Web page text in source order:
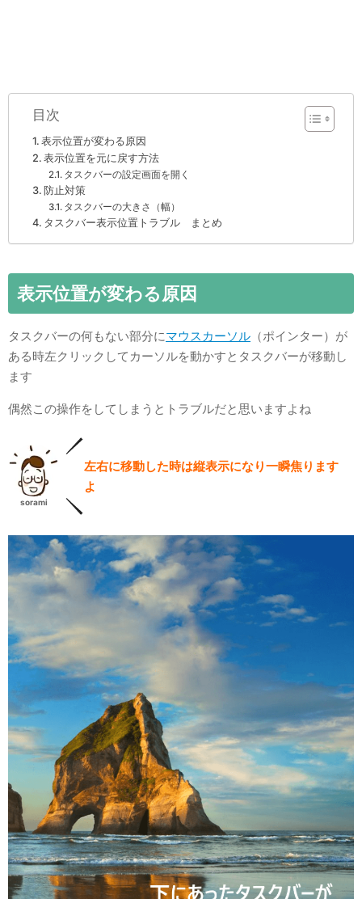
目次
表示位置が変わる原因
表示位置を元に戻す方法
タスクバーの設定画面を開く
防止対策
タスクバーの大きさ（幅）
タスクバー表示位置トラブル まとめ
表示位置が変わる原因
タスクバーの何もない部分にマウスカーソル （ポインター）が
ある時左クリックしてカーソルを動かすとタスクバーが移動し
ます
偶然この操作をしてしまうとトラブルだと思いますよね
sorami
左右に移動した時は縦表示になり一瞬焦ります
よ